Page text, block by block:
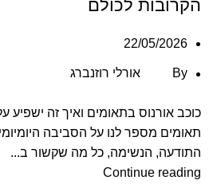
הקרובות לכולם
22/05/2026
By אורלי רוזנברג
כוכב אורנוס בתאומים ואיך זה
תאומים מספר לנו על הסביבה
התודעה, הנשימה, כל מה שקשור ב...
Continue reading